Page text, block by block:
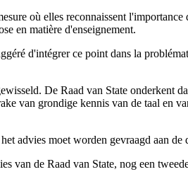
où elles reconnaissent
en matière d'enseignement.
d'intégrer ce point dans la
De Raad van State
van grondige kennis van de taal en
advies moet worden gevraagd aan de
de Raad van State, nog een